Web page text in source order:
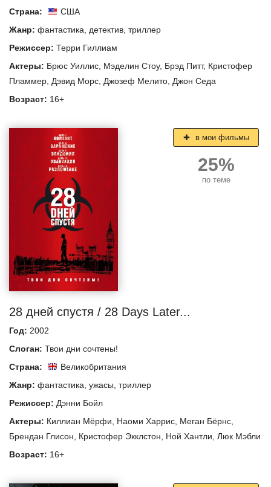
Страна:
США
Жанр: фантастика детектив триллер
Режиссер: Терри Гиллиам
Актеры: Брюс Уиллис Мэделин Стоу, Брэд Питт, Кристофер
Пламмер Дэвид Морс Джозеф Мелито Джон Седа
Возраст: 16+
28 дней спустя / 28 Days Later...
Год: 2002
Слоган: Твои дни сочтены!
Страна:
Великобритания
Жанр: фантастика ужасы триллер
Режиссер: Дэнни Бойл
Актеры: Киллиан Мёрфи Наоми Харрис Меган Бёрнс
Брендан Глисон
Кристофер Экклстон Ной Хантли Люк Мэбли
Возраст: 16+
в мои фильмы
25%
по теме